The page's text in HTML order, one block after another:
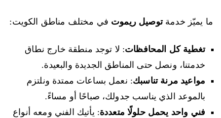
ما يميّز خدمةتوصيل ريموت في مختلف مناطق الكويت:
تغطية كل المحافظات: لا توجد منطقة خارج نطاق
خدمتنا، ونصل حتى المناطق الجديدة والبعيدة.
مواعيد مرنة تناسبك: نعمل بساعات ممتدة ونلتزم
بالموعد الذي يناسب جدولك، صباحًا أو مساءً.
فني واحد يحمل حلولًا متعددة: يأتيك الفني ومعه أنواع